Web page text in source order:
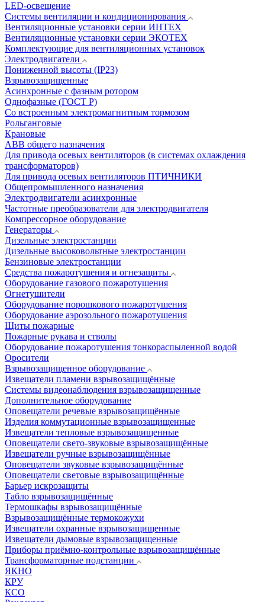
LED-освещение
Системы вентиляции и кондиционирования
Вентиляционные установки серии ИНТЕХ
Вентиляционные установки серии ЭКОТЕХ
Комплектующие для вентиляционных установок
Электродвигатели
Пониженной высоты (IP23)
Взрывозащищенные
Асинхронные с фазным ротором
Однофазные (ГОСТ Р)
Со встроенным электромагнитным тормозом
Рольганговые
Крановые
АВВ общего назначения
Для привода осевых вентиляторов (в системах охлаждения
трансформаторов)
Для привода осевых вентиляторов ПТИЧНИКИ
Общепромышленного назначения
Электродвигатели асинхронные
Частотные преобразователи для электродвигателя
Компрессорное оборудование
Генераторы
Дизельные электростанции
Дизельные высоковольтные электростанции
Бензиновые электростанции
Средства пожаротушения и огнезащиты
Оборудование газового пожаротушения
Огнетушители
Оборудование порошкового пожаротушения
Оборудование аэрозольного пожаротушения
Щиты пожарные
Пожарные рукава и стволы
Оборудование пожаротушения тонкораспыленной водой
Оросители
Взрывозащищенное оборудование
Извещатели пламени взрывозащищённые
Системы видеонаблюдения взрывозащищенные
Дополнительное оборудование
Оповещатели речевые взрывозащищённые
Изделия коммутационные взрывозащищенные
Извещатели тепловые взрывозащищенные
Оповещатели свето-звуковые взрывозащищённые
Извещатели ручные взрывозащищённые
Оповещатели звуковые взрывозащищённые
Оповещатели световые взрывозащищённые
Барьер искрозащиты
Табло взрывозащищённые
Термошкафы взрывозащищённые
Взрывозащищённые термокожухи
Извещатели охранные взрывозащищенные
Извещатели дымовые взрывозащищенные
Приборы приёмно-контрольные взрывозащищённые
Трансформаторные подстанции
ЯКНО
КРУ
КСО